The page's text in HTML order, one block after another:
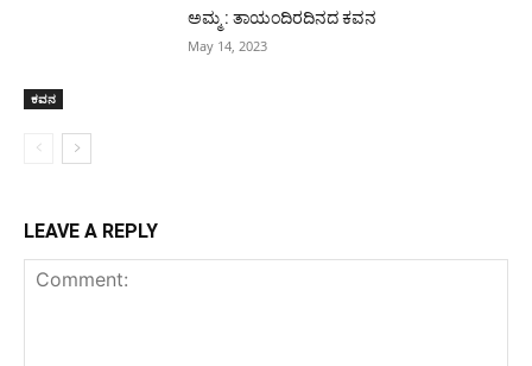
ಕವನ
ಅಮ್ಮ : ತಾಯಂದಿರದಿನದ ಕವನ
May 14, 2023
LEAVE A REPLY